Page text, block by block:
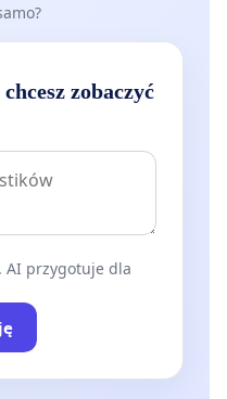
zobaczyć
AI przygotuje dla